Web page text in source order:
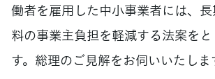
働者を雇用した中小事業者には、
料の事業主負担を軽減する法案を
す。総理のご見解をお伺いいたしま